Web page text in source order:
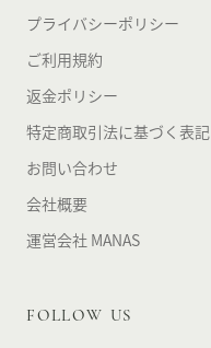
プライバシーポリシー
ご利用規約
返金ポリシー
特定商取引法に基づく表記
お問い合わせ
会社概要
運営会社 MANAS
FOLLOW US